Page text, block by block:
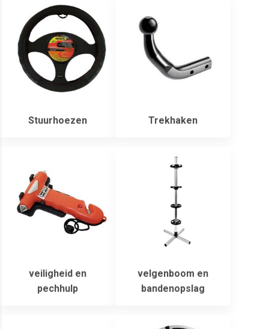
Stuurhoezen Trekhaken
veiligheid en
pechhulp
velgenboom en
bandenopslag